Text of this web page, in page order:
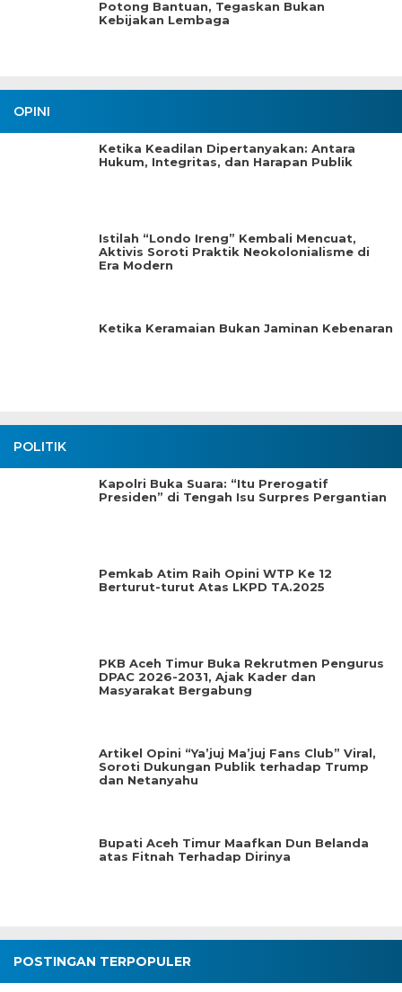
Potong Bantuan, Tegaskan Bukan
Kebijakan Lembaga
OPINI
Ketika Keadilan Dipertanyakan: Antara
Hukum, Integritas, dan Harapan Publik
Istilah “Londo Ireng” Kembali Mencuat,
Aktivis Soroti Praktik Neokolonialisme di
Era Modern
Ketika Keramaian Bukan Jaminan Kebenaran
POLITIK
Kapolri Buka Suara: “Itu Prerogatif
Presiden” di Tengah Isu Surpres Pergantian
Pemkab Atim Raih Opini WTP Ke 12
Berturut-turut Atas LKPD TA.2025
PKB Aceh Timur Buka Rekrutmen Pengurus
DPAC 2026-2031, Ajak Kader dan
Masyarakat Bergabung
Artikel Opini “Ya’juj Ma’juj Fans Club” Viral,
Soroti Dukungan Publik terhadap Trump
dan Netanyahu
Bupati Aceh Timur Maafkan Dun Belanda
atas Fitnah Terhadap Dirinya
POSTINGAN TERPOPULER